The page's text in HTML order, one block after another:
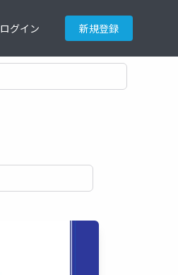
ログイン 新規登録